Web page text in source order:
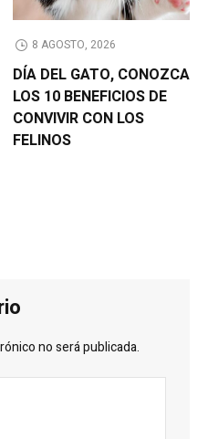
8 AGOSTO, 2026
DÍA DEL GATO, CONOZCA
LOS 10 BENEFICIOS DE
CONVIVIR CON LOS
FELINOS
no será publicada.